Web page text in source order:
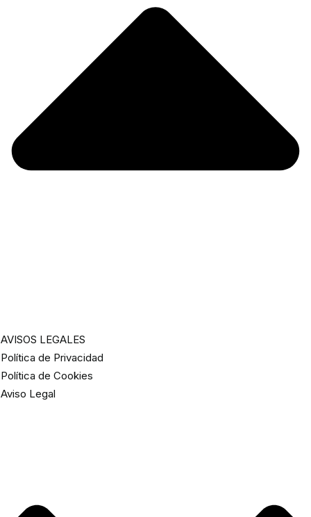
AVISOS LEGALES
Política de Privacidad
Política de Cookies
Aviso Legal